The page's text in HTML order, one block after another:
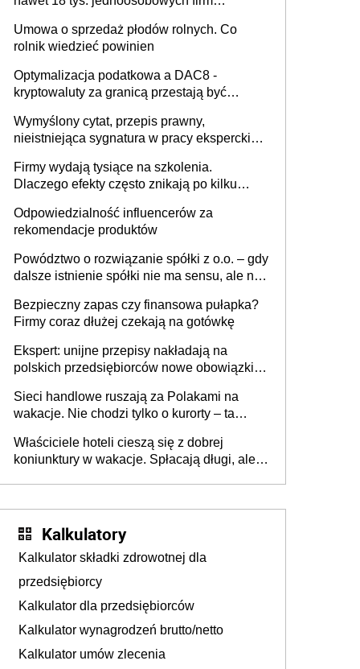
Umowa o sprzedaż płodów rolnych. Co
rolnik wiedzieć powinien
Optymalizacja podatkowa a DAC8 -
kryptowaluty za granicą przestają być
Wymyślony cytat, przepis prawny,
nieistniejąca sygnatura w pracy eksperckiej -
firmie
Firmy wydają tysiące na szkolenia.
Dlaczego efekty często znikają po kilku
Odpowiedzialność influencerów za
rekomendacje produktów
Powództwo o rozwiązanie spółki z o.o. – gdy
dalsze istnienie spółki nie ma sensu, ale nie
Bezpieczny zapas czy finansowa pułapka?
Firmy coraz dłużej czekają na gotówkę
Ekspert: unijne przepisy nakładają na
polskich przedsiębiorców nowe obowiązki w
Sieci handlowe ruszają za Polakami na
wakacje. Nie chodzi tylko o kurorty – ta
tam, gdzie wielu spędzi urlop po cichu
Właściciele hoteli cieszą się z dobrej
koniunktury w wakacje. Spłacają długi, ale
Kalkulatory
Kalkulator składki zdrowotnej dla
przedsiębiorcy
Kalkulator dla przedsiębiorców
Kalkulator wynagrodzeń brutto/netto
Kalkulator umów zlecenia